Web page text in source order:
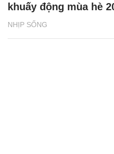
NHỊP SỐNG
khuấy động mùa hè